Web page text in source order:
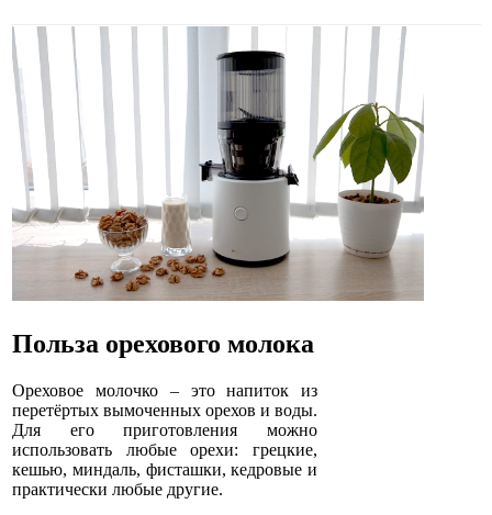
Польза орехового молока
Ореховое молочко – это напиток из
перетёртых вымоченных орехов и воды.
Для его приготовления можно
использовать любые орехи: грецкие,
кешью, миндаль, фисташки, кедровые и
практически любые другие.